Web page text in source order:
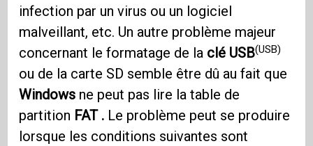
infection par un virus ou un logiciel
malveillant, etc. Un autre problème majeur
concernant le formatage de la clé USB(USB)
ou de la carte SD semble être dû au fait que
Windows ne peut pas lire la table de
partition FAT . Le problème peut se produire
lorsque les conditions suivantes sont